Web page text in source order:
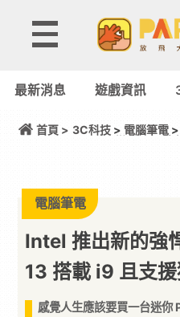
最新消息 遊戲資訊
首頁 > 3C科技> 電腦筆電>
電腦筆電
Intel 推出新的強
13 搭載 i9 且支
感覺人生應該要買一台迷你